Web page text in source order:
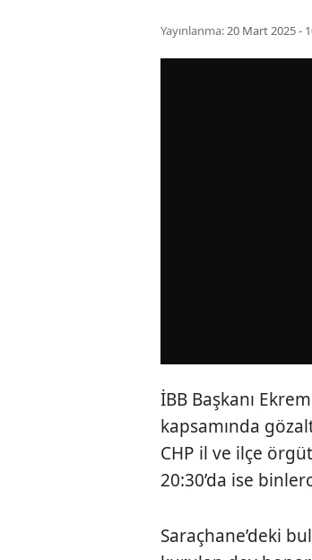
Yayınlanma:20 Mart 2025 -
İBB Başkanı
kapsamında
CHP il ve ilçe
20:30’da ise
Saraçhane’deki